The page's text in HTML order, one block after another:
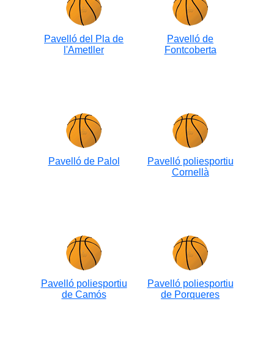
Pavelló del Pla de
l'Ametller
Pavelló de
Fontcoberta
Pavelló de Palol
Pavelló poliesportiu
Cornellà
Pavelló poliesportiu
de Camós
Pavelló poliesportiu
de Porqueres